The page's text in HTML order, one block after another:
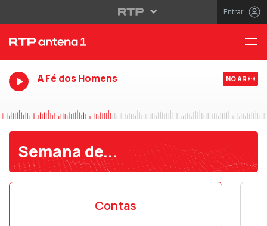
Entrar
A Fé dos Homens NO AR
Semana de...
Contas